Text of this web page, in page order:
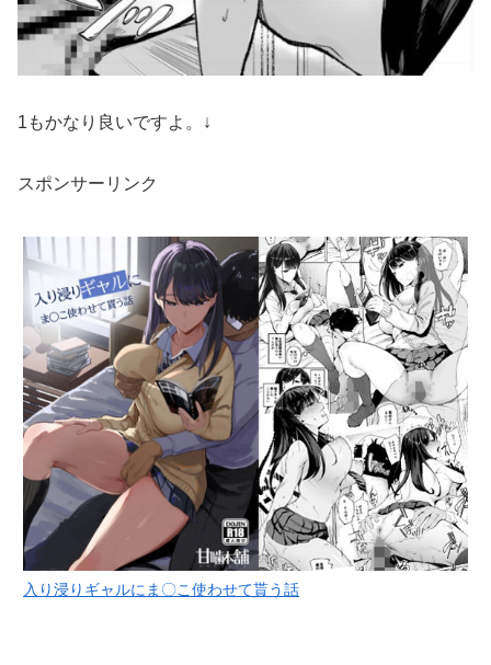
1もかなり良いですよ。↓
スポンサーリンク
入り浸りギャルにま〇こ使わせて貰う話